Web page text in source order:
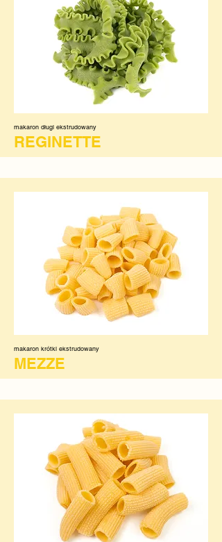
makaron długi ekstrudowany
REGINETTE
makaron krótki ekstrudowany
MEZZE